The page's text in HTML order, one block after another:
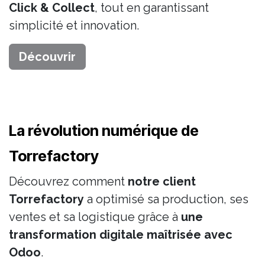
Click & Collect, tout en garantissant
simplicité et innovation.
Découvrir
La révolution numérique de
Torrefactory
Découvrez comment notre client
Torrefactory a optimisé sa production, ses
ventes et sa logistique grâce à une
transformation digitale maîtrisée avec
Odoo.